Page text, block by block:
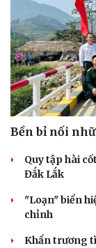
Bền bỉ nối
Quy tập hài
Đắk Lắk
"Loạn" biển
chỉnh
Khẩn trương